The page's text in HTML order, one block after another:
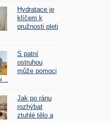
Hydratace je
klíčem k
pružnosti pleti
S patní
ostruhou
může pomoci
Jak po ránu
rozhýbat
ztuhlé tělo a